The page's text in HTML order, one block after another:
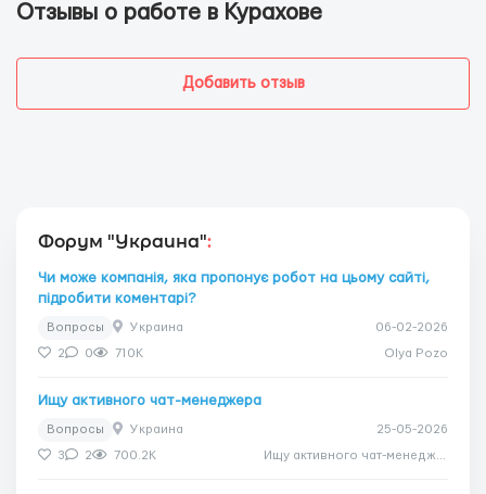
Отзывы о работе в Курахове
Добавить отзыв
Форум "Украина":
Чи може компанія, яка пропонує робот на цьому сайті,
підробити коментарі?
Вопросы Украина 06-02-2026
2 0 710K Olya Pozo
Ищу активного чат-менеджера
Вопросы Украина 25-05-2026
3 2 700.2K